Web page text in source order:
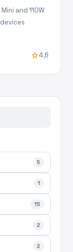
and 110W
star4,6
5
1
15
2
2